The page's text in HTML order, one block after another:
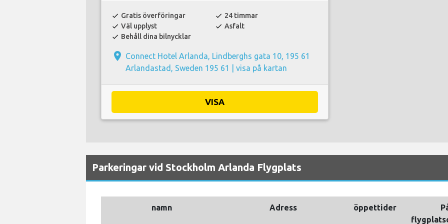
check Gratis överföringar check 24 timmar
check Väl upplyst check Asfalt
check Behåll dina bilnycklar
place Connect Hotel Arlanda, Lindberghs gata 10, 195 61
Arlandastad, Sweden 195 61 | visa på kartan
VISA
Parkeringar vid Stockholm Arlanda Flygplats
namn Adress öppettider